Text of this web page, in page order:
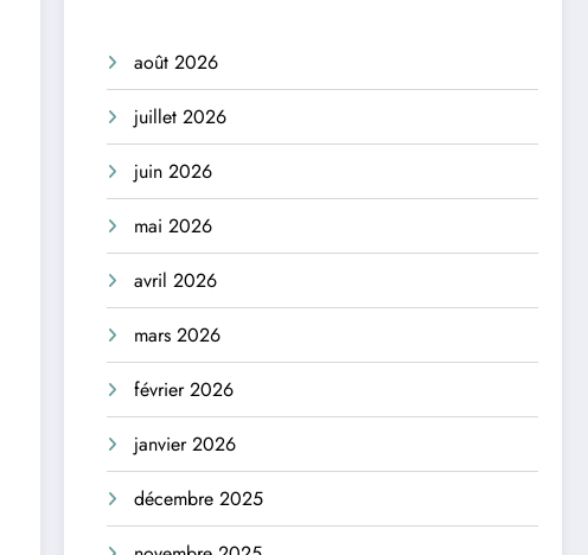
août 2026
juillet 2026
juin 2026
mai 2026
avril 2026
mars 2026
février 2026
janvier 2026
décembre 2025